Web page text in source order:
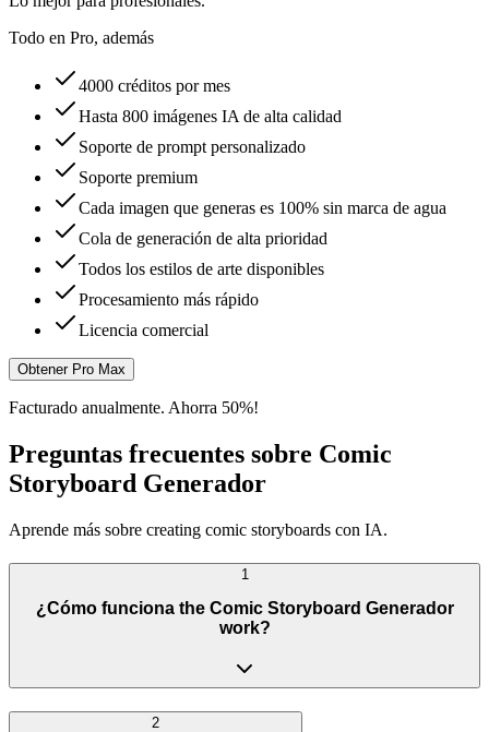
Todo en Pro, además
4000 créditos por mes
Hasta 800 imágenes IA de alta calidad
Soporte de prompt personalizado
Soporte premium
Cada imagen que generas es 100% sin marca de agua
Cola de generación de alta prioridad
Todos los estilos de arte disponibles
Procesamiento más rápido
Licencia comercial
Obtener Pro Max
Facturado anualmente. Ahorra 50%!
Preguntas frecuentes sobre Comic
Storyboard Generador
Aprende más sobre creating comic storyboards con IA.
1
¿Cómo funciona the Comic Storyboard Generador
work?
2